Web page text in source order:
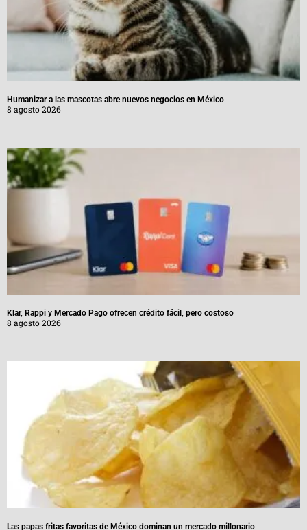
Humanizar a las mascotas abre nuevos negocios en México
8 agosto 2026
Klar, Rappi y Mercado Pago ofrecen crédito fácil, pero costoso
8 agosto 2026
Las papas fritas favoritas de México dominan un mercado millonario